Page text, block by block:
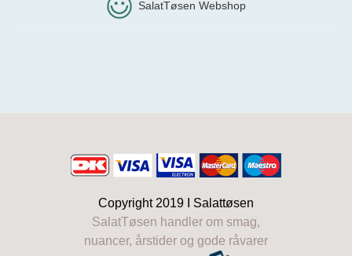
SalatTøsen Webshop
Copyright 2019 I Salattøsen
SalatTøsen handler om smag,
nuancer, årstider og gode råvarer